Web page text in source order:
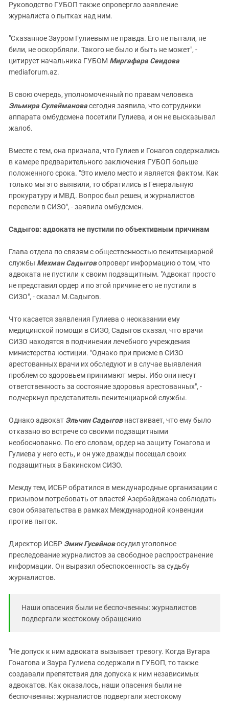
Руководство ГУБОП также опровергло заявление
журналиста о пытках над ним.
"Сказанное Зауром Гулиевым не правда. Его не пытали, не
били, не оскорбляли. Такого не было и быть не может", -
цитирует начальника ГУБОМ Миргафара Сеидова
mediaforum.az.
В свою очередь, уполномоченный по правам человека
Эльмира Сулеймановасегодня заявила, что сотрудники
аппарата омбудсмена посетили Гулиева, и он не высказывал
жалоб.
Вместе с тем, она признала, что Гулиев и Гонагов содержались
в камере предварительного заключения ГУБОП больше
положенного срока. "Это имело место и является фактом. Как
только мы это выявили, то обратились в Генеральную
прокуратуру и МВД. Вопрос был решен, и журналистов
перевели в СИЗО", - заявила омбудсмен.
Садыгов: адвоката не пустили по объективным причинам
Глава отдела по связям с общественностью пенитенциарной
службы Мехман Садыговопроверг информацию о том, что
адвоката не пустили к своим подзащитным. "Адвокат просто
не представил ордер и по этой причине его не пустили в
СИЗО", - сказал М.Садыгов.
Что касается заявления Гулиева о неоказании ему
медицинской помощи в СИЗО, Садыгов сказал, что врачи
СИЗО находятся в подчинении лечебного учреждения
министерства юстиции. "Однако при приеме в СИЗО
арестованных врачи их обследуют и в случае выявления
проблем со здоровьем принимают меры. Ибо они несут
ответственность за состояние здоровья арестованных", -
подчеркнул представитель пенитенциарной службы.
Однако адвокат Эльчин Садыговнастаивает, что ему было
отказано во встрече со своими подзащитными
необоснованно. По его словам, ордер на защиту Гонагова и
Гулиева у него есть, и он уже дважды посещал своих
подзащитных в Бакинском СИЗО.
Между тем, ИСБР обратился в международные организации с
призывом потребовать от властей Азербайджана соблюдать
свои обязательства в рамках Международной конвенции
против пыток.
Директор ИСБР Эмин Гусейновосудил уголовное
преследование журналистов за свободное распространение
информации. Он выразил обеспокоенность за судьбу
журналистов.
Наши опасения были не беспочвенны: журналистов
подвергали жестокому обращению
"Не допуск к ним адвоката вызывает тревогу. Когда Вугара
Гонагова и Заура Гулиева содержали в ГУБОП, то также
создавали препятствия для допуска к ним независимых
адвокатов. Как оказалось, наши опасения были не
беспочвенны: журналистов подвергали жестокому